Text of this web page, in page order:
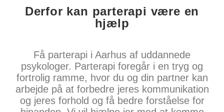
Derfor kan parterapi være en
hjælp
Få parterapi i Aarhus af uddannede
psykologer. Parterapi foregår i en tryg og
fortrolig ramme, hvor du og din partner kan
arbejde på at forbedre jeres kommunikation
og jeres forhold og få bedre forståelse for